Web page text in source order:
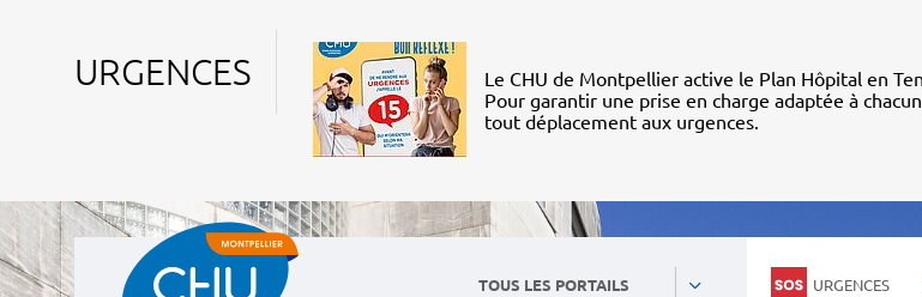
URGENCES
Le CHU de Montpellier active le Plan Hôpital en
Pour garantir une prise en charge adaptée à
tout déplacement aux urgences.
TOUS LES PORTAILS URGENCES